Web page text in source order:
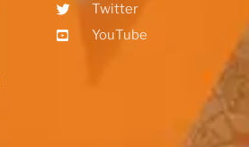
Twitter
YouTube